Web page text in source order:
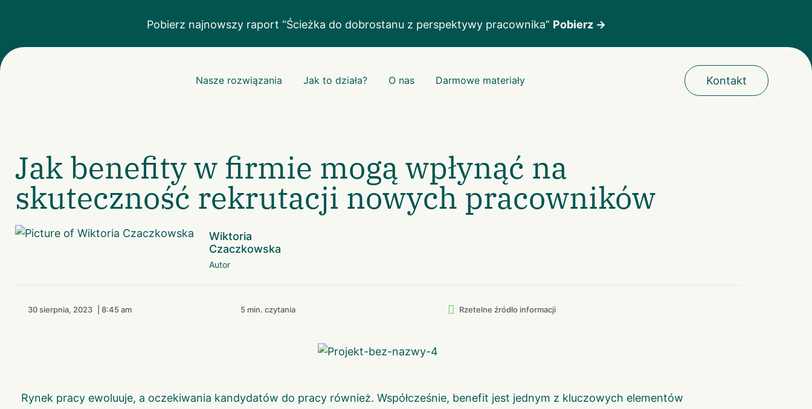
Pobierz najnowszy raport “Ścieżka do dobrostanu z perspektywy pracownika” Pobierz →
Nasze rozwiązania Jak to działa? O nas Darmowe materiały Kontakt
Jak benefity w firmie mogą wpłynąć na
skuteczność rekrutacji nowych pracowników
Wiktoria
Czaczkowska
Autor
30 sierpnia, 2023 8:45 am 5 min. czytania Rzetelne źródło informacji
Rynek pracy ewoluuje, a oczekiwania kandydatów do pracy również. Współcześnie, benefit jest jednym z kluczowych elementów